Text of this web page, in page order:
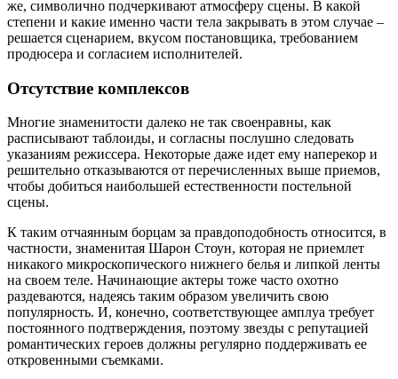
же, символично подчеркивают атмосферу сцены. В какой
степени и какие именно части тела закрывать в этом случае –
решается сценарием, вкусом постановщика, требованием
продюсера и согласием исполнителей.
Отсутствие комплексов
Многие знаменитости далеко не так своенравны, как
расписывают таблоиды, и согласны послушно следовать
указаниям режиссера. Некоторые даже идет ему наперекор и
решительно отказываются от перечисленных выше приемов,
чтобы добиться наибольшей естественности постельной
сцены.
К таким отчаянным борцам за правдоподобность относится, в
частности, знаменитая Шарон Стоун, которая не приемлет
никакого микроскопического нижнего белья и липкой ленты
на своем теле. Начинающие актеры тоже часто охотно
раздеваются, надеясь таким образом увеличить свою
популярность. И, конечно, соответствующее амплуа требует
постоянного подтверждения, поэтому звезды с репутацией
романтических героев должны регулярно поддерживать ее
откровенными съемками.